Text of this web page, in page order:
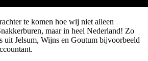
te komen hoe wij niet alleen
maar in heel Nederland! Zo
uit Jelsum, Wijns en Goutum bijvoorbeeld